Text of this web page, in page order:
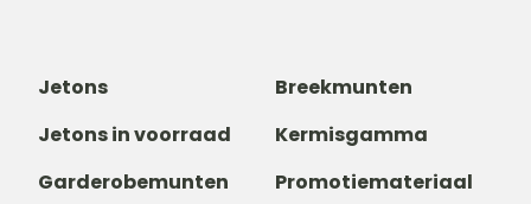
Jetons
Breekmunten
Jetons in voorraad
Kermisgamma
Garderobemunten
Promotiemateriaal